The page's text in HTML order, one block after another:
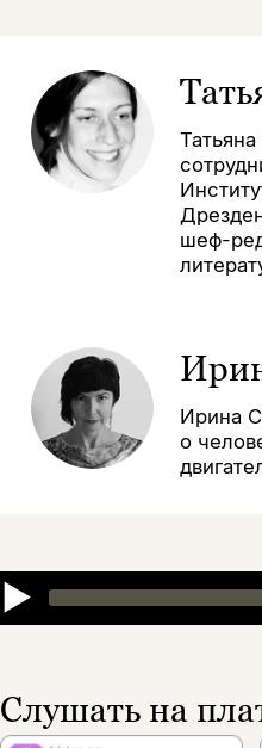
шеф-
Ирина
о
▶
Слушать на